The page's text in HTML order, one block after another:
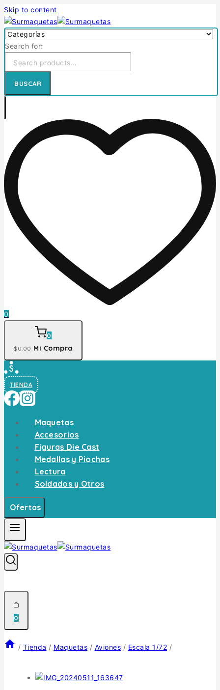
Skip to content
Search for:
BUSCAR
0
0
$0 .00 Mi Compra
TIENDA
Maquetas
Accesorios
Figuras Die Cast
Medallas y Piochas
Lectura
Soldados y Otros
Ofertas
0
/ Tienda / Maquetas / Aviones / Escala 1/72 /